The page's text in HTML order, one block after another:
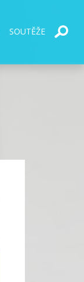
SOUTĚŽE